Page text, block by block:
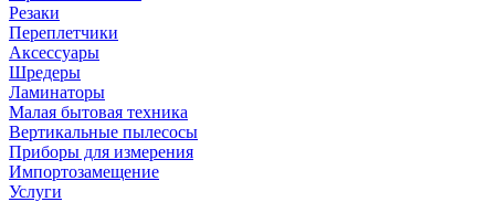
Резаки
Переплетчики
Аксессуары
Шредеры
Ламинаторы
Малая бытовая техника
Вертикальные пылесосы
Приборы для измерения
Импортозамещение
Услуги